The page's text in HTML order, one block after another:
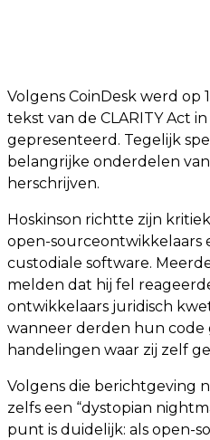
Volgens CoinDesk werd op
tekst van de CLARITY Act
gepresenteerd. Tegelijk
belangrijke onderdelen
herschrijven.
Hoskinson richtte zijn
open-sourceontwikkelaars
custodiale software.
melden dat hij fel
ontwikkelaars juridisch
wanneer derden hun code
handelingen waar zij zelf
Volgens die berichtgeving
zelfs een “dystopian
punt is duidelijk: als open-